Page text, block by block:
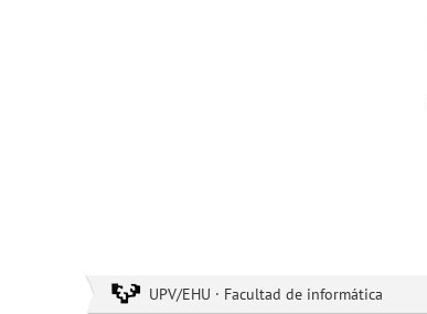
UPV/EHU · Facultad de informática